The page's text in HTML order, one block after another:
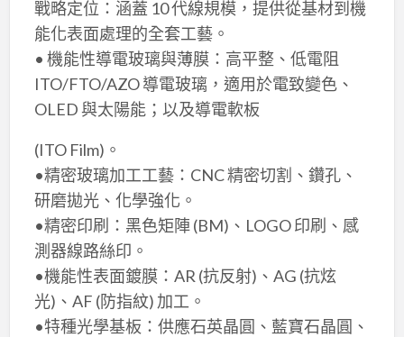
戰略定位：涵蓋 10 代線規模，提供從基材到機
能化表面處理的全套工藝。
• 機能性導電玻璃與薄膜：高平整、低電阻
ITO/FTO/AZO 導電玻璃，適用於電致變色、
OLED 與太陽能；以及導電軟板
(ITO Film)。
•精密玻璃加工工藝：CNC 精密切割、鑽孔、
研磨拋光、化學強化。
•精密印刷：黑色矩陣 (BM)、LOGO 印刷、感
測器線路絲印。
•機能性表面鍍膜：AR (抗反射)、AG (抗炫
光)、AF (防指紋) 加工。
•特種光學基板：供應石英晶圓、藍寶石晶圓、